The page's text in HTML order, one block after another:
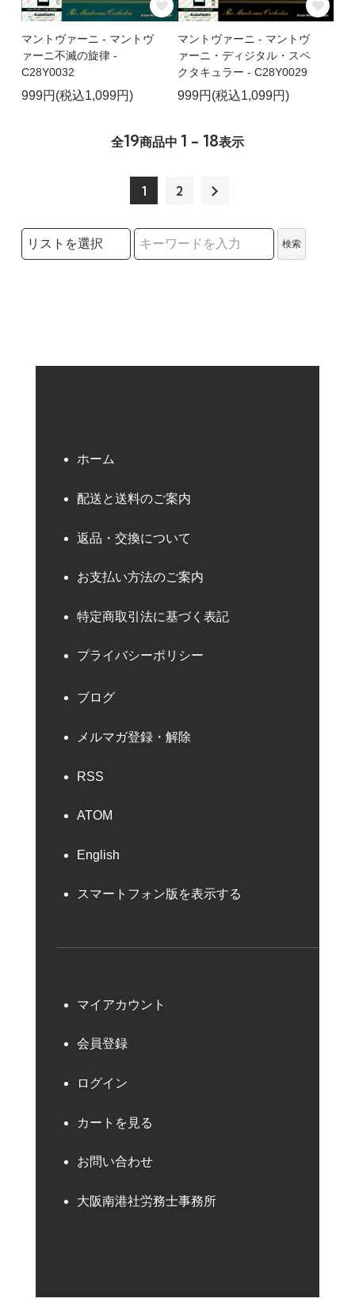
マントヴァーニ - マントヴ
ァーニ不滅の旋律 -
C28Y0032
999円(税込1,099円)
マントヴァーニ - マントヴ
ァーニ・ディジタル・スペ
クタキュラー - C28Y0029
999円(税込1,099円)
全19商品中 1 - 18表示
1 2
検索リストの選択
検索
ホーム
配送と送料のご案内
返品・交換について
お支払い方法のご案内
特定商取引法に基づく表記
プライバシーポリシー
ブログ
メルマガ登録・解除
RSS
ATOM
English
スマートフォン版を表示する
マイアカウント
会員登録
ログイン
カートを見る
お問い合わせ
大阪南港社労務士事務所